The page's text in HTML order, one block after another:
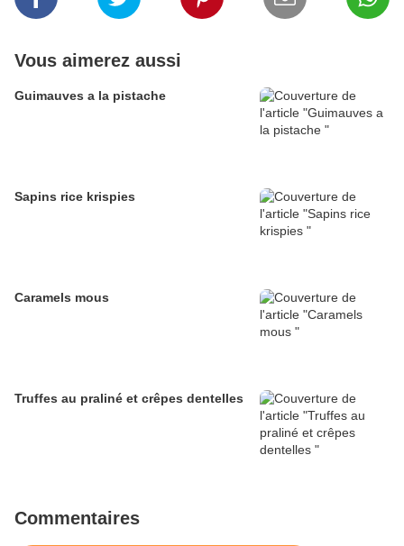
Vous aimerez aussi
Guimauves a la pistache
Sapins rice krispies
Caramels mous
Truffes au praliné et crêpes dentelles
Commentaires